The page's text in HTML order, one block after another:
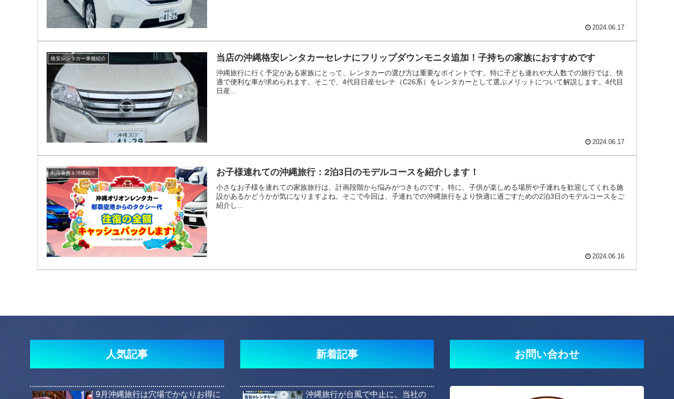
2024.06.17
格安レンタカー車種紹介 当店の沖縄格安レンタカーセレナにフリップダウンモニタ追加！子持ちの家族におすすめです
沖縄旅行に行く予定がある家族にとって、レンタカーの選び方は重要なポイントです。特に子ども連れや大人数での旅行では、快
適で便利な車が求められます。そこで、4代目日産セレナ（C26系）をレンタカーとして選ぶメリットについて解説します。4代目
日産...
2024.06.17
利用事例＆沖縄紹介 お子様連れての沖縄旅行：2泊3日のモデルコースを紹介します！
小さなお子様を連れての家族旅行は、計画段階から悩みがつきものです。特に、子供が楽しめる場所や子連れを歓迎してくれる施
設があるかどうかが気になりますよね。そこで今回は、子連れでの沖縄旅行をより快適に過ごすための2泊3日のモデルコースをご
紹介し...
2024.06.16
人気記事
9月沖縄旅行は穴場でかなりお得に
新着記事
沖縄旅行が台風で中止に。当社の
お問い合わせ